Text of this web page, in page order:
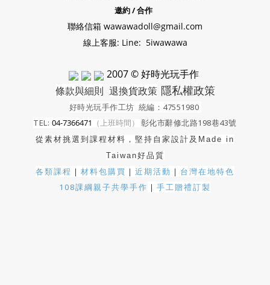
邀約 / 合作
聯絡信箱 wawawadoll@gmail.com
線上客服: Line: 5iwawawa
2007 © 好時光玩手作
條款與細則 退換貨政策 隱私權政策
好時光玩手作工坊 統編：47551980
TEL: 04-7366471 （上班時間） 彰化市辭修北路198巷43號
從素材挑選到課程材料，堅持自家設計及 Made in
Taiwan好品質
各類課程 ｜ 材料包購買 ｜ 近期活動 ｜ 台灣在地特色
108課綱親子共學手作 ｜ 手工贈禮訂製